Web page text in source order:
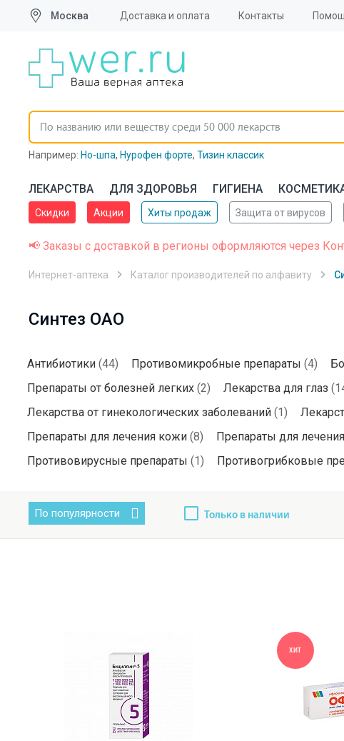
Москва Доставка и оплата Контакты
Например: Но-шпа, Нурофен форте, Тизин классик
ЛЕКАРСТВА ДЛЯ ЗДОРОВЬЯ ГИГИЕНА
Скидки Акции Хиты продаж Защита от вирусов
📢 Заказы с доставкой в регионы оформляются через
Интернет-аптека Каталог производителей по алфавиту
Синтез ОАО
Антибиотики (44) Противомикробные препараты (4)
Препараты от болезней легких (2) Лекарства для глаз
Лекарства от гинекологических заболеваний (1)
Препараты для лечения кожи (8) Препараты для
Противовирусные препараты (1) Противогрибковые
По популярности Только в наличии
ХИТ